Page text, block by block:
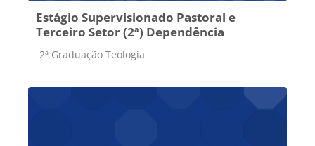
Estágio Supervisionado Pastoral e
Terceiro Setor (2ª) Dependência
Categoria do curso
2ª Graduação Teologia